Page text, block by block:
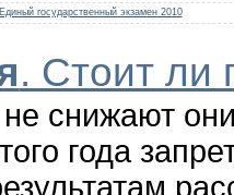
Единый государственный экзамен 2010
. Стоит ли
снижают
года